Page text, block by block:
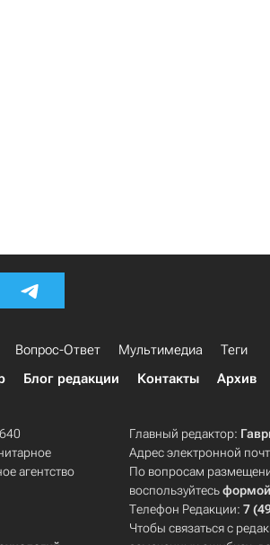
Вопрос-Ответ Мультимедиа
Теги
Блог редакции Контакты Архив
агентство
Главный редактор:
Адрес электронной
По вопросам
воспользуйтесьформой
Телефон Редакции:7
Чтобы связаться с